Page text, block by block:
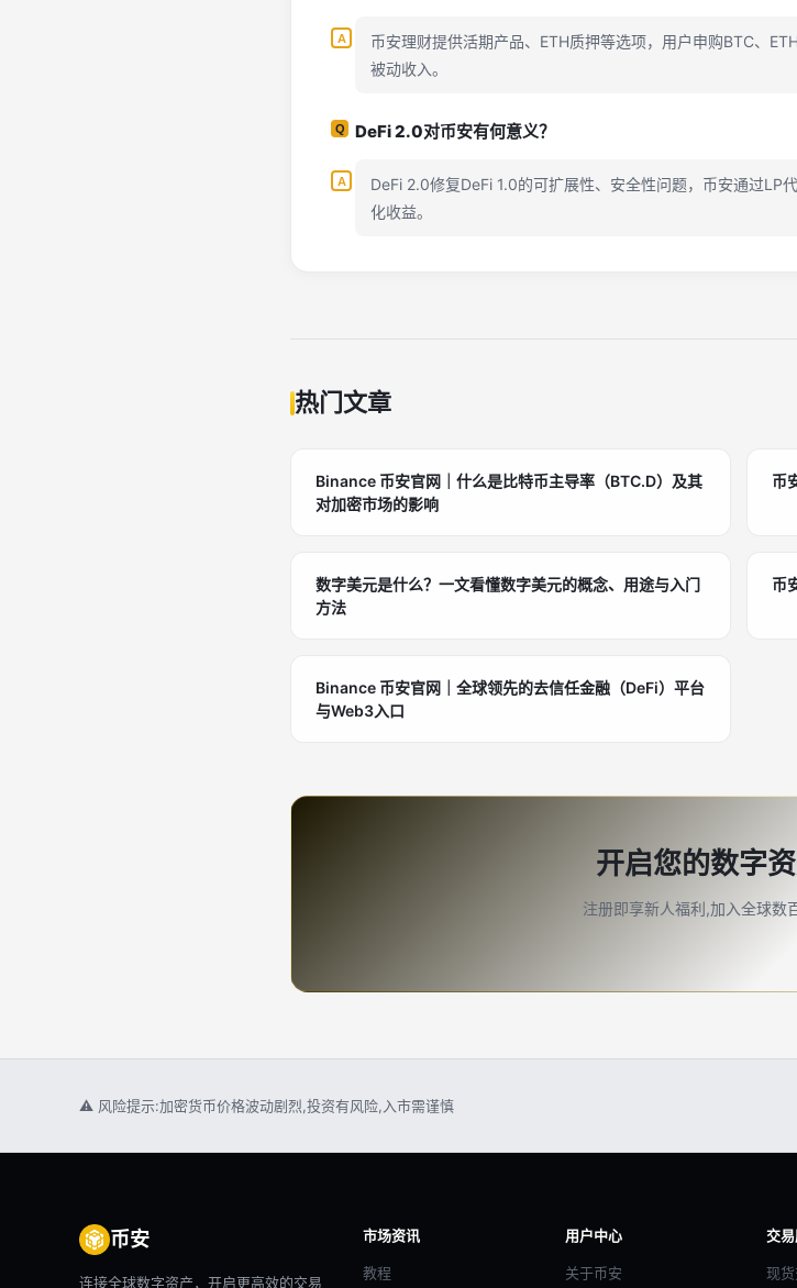
币安理财提供活期产品、ETH质押等选项，用户申购BTC、
被动收入。
DeFi 2.0对币安有何意义？
DeFi 2.0修复DeFi 1.0的可扩展性、安全性问题，币安通过LP
化收益。
热门文章
Binance 币安官网｜什么是比特币主导率（BTC.D）及其
对加密市场的影响
币
数字美元是什么？一文看懂数字美元的概念、用途与入门
方法
币
Binance 币安官网｜全球领先的去信任金融（DeFi）平台
与Web3入口
开启您的数字
注册即享新人福利,加入全球数
⚠ 风险提示:加密货币价格波动剧烈,投资有风险,入市需谨慎
币安
连接全球数字资产，开启更高效的交易
市场资讯
教程
用户中心
关于币安
交
现